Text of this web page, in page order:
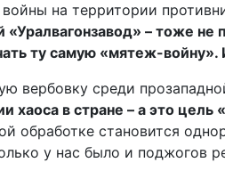
на территории
– тоже не
ту самую «мятеж-войну».
вербовку среди
хаоса в стране – а это
обработке становится
у нас было и